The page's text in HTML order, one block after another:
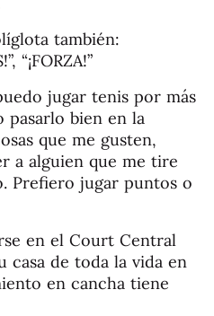
también:
“¡FORZA!”
jugar tenis por más
pasarlo bien en la
que me gusten,
a alguien que me tire
Prefiero jugar puntos o
en el Court Central
casa de toda la vida en
en cancha tiene